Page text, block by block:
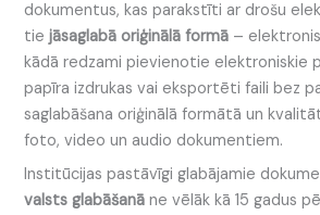
dokumentus, kas parakstīti ar drošu
tiejāsaglabā oriģinālā formā –
kādā redzami pievienotie elektroniskie
papīra izdrukas vai eksportēti faili bez
saglabāšana oriģinālā formātā un
foto, video un audio dokumentiem.
Institūcijas pastāvīgi glabājamie
valsts glabāšanā ne vēlāk kā 15 gadus